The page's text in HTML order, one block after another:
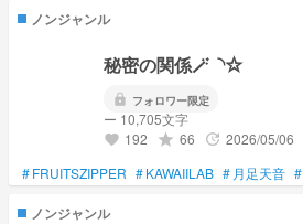
ノンジャンル
秘密の関係🪄︎︎◝✩
lock フォロワー限定
ー 10,705文字
favorite 192 grade 66 update 2026/05/06
#FRUITSZIPPER #KAWAIILAB # 月足天音 #
ノンジャンル